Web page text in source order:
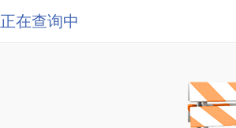
正在查询中